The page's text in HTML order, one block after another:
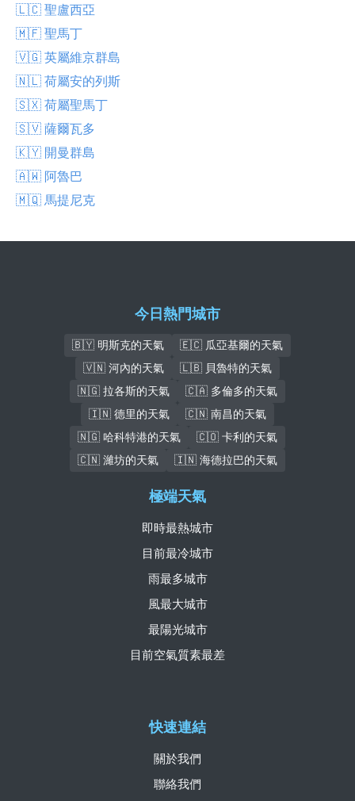
🇱🇨 聖盧西亞
🇲🇫 聖馬丁
🇻🇬 英屬維京群島
🇳🇱 荷屬安的列斯
🇸🇽 荷屬聖馬丁
🇸🇻 薩爾瓦多
🇰🇾 開曼群島
🇦🇼 阿魯巴
🇲🇶 馬提尼克
今日熱門城市
🇧🇾 明斯克的天氣
🇪🇨 瓜亞基爾的天氣
🇻🇳 河內的天氣
🇱🇧 貝魯特的天氣
🇳🇬 拉各斯的天氣
🇨🇦 多倫多的天氣
🇮🇳 德里的天氣
🇨🇳 南昌的天氣
🇳🇬 哈科特港的天氣
🇨🇴 卡利的天氣
🇨🇳 濰坊的天氣
🇮🇳 海德拉巴的天氣
快速連結
關於我們
聯絡我們
極端天氣
即時最熱城市
目前最冷城市
雨最多城市
風最大城市
最陽光城市
目前空氣質素最差